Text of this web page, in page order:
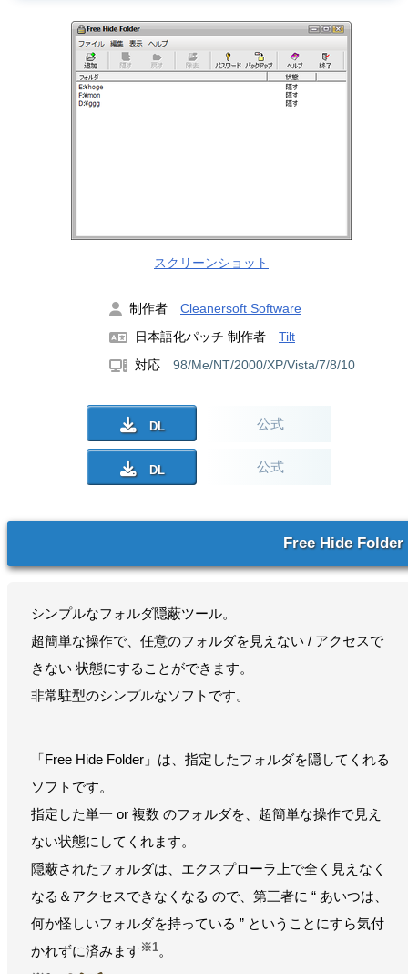
スクリーンショット
制作者 Cleanersoft Software
日本語化パッチ 制作者 Tilt
対応 98/Me/NT/2000/XP/Vista/7/8/10
公式
公式
Free Hide Folder
シンプルなフォルダ隠蔽ツール。
超簡単な操作で、任意のフォルダを見えない / アクセスで
きない 状態にすることができます。
非常駐型のシンプルなソフトです。
「Free Hide Folder」は、指定したフォルダを隠してくれる
ソフトです。
指定した単一 or 複数 のフォルダを、超簡単な操作で見え
ない状態にしてくれます。
隠蔽されたフォルダは、エクスプローラ上で全く見えなく
なる＆アクセスできなくなる ので、第三者に “ あいつは、
何か怪しいフォルダを持っている ” ということにすら気付
かれずに済みます ※1。